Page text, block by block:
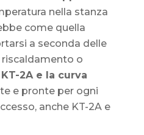
nella stanza
come quella
a seconda delle
o
2A e la curva
e pronte per ogni
anche KT-2A e